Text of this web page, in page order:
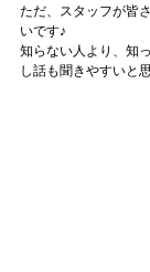
ただ、スタッフが皆
いです♪
知らない人より、知
し話も聞きやすいと